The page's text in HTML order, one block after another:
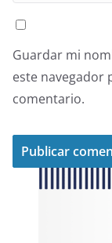
Guardar mi
este navegador
comentario.